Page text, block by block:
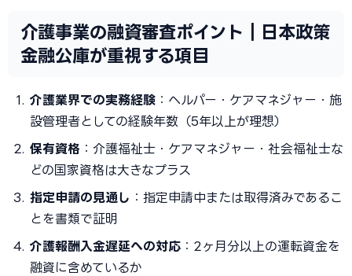
介護事業の融資審査ポイント｜日本政策
金融公庫が重視する項目
介護業界での実務経験 ：ヘルパー・ケアマネジャー・施
設管理者としての経験年数（5年以上が理想）
保有資格 ：介護福祉士・ケアマネジャー・社会福祉士な
どの国家資格は大きなプラス
指定申請の見通し ：指定申請中または取得済みであるこ
とを書類で証明
介護報酬入金遅延への対応 ：2ヶ月分以上の運転資金を
融資に含めているか